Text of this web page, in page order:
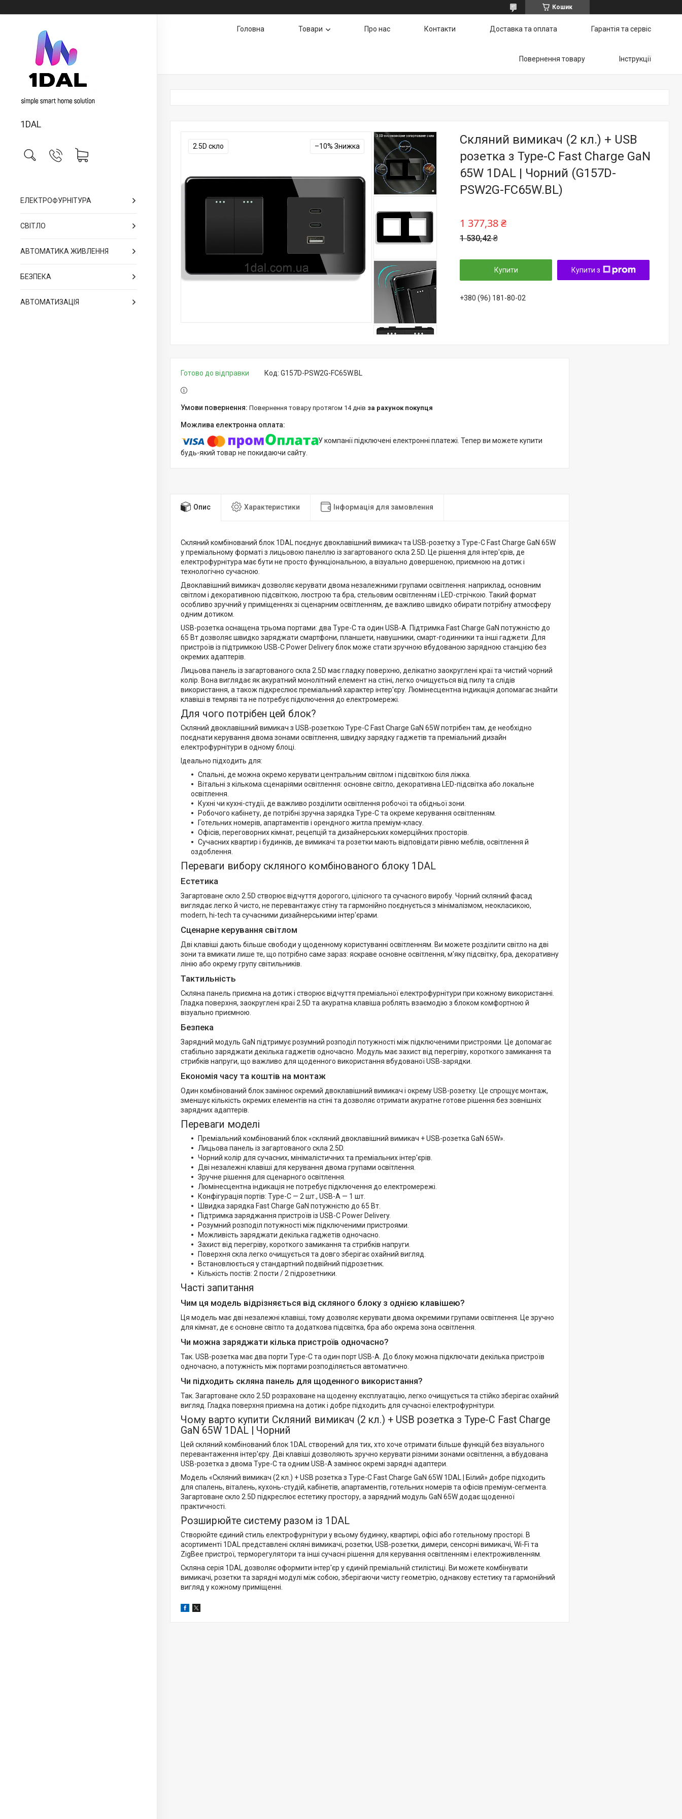
Кошик
1DAL
ЕЛЕКТРОФУРНІТУРА
СВІТЛО
АВТОМАТИКА ЖИВЛЕННЯ
БЕЗПЕКА
АВТОМАТИЗАЦІЯ
Головна Товари Про нас Контакти Доставка та оплата Гарантія та сервіс
Повернення товару Інструкції
2.5D скло –10%
Скляний вимикач (2 кл.) + USB
розетка з Type-C Fast Charge GaN
65W 1DAL | Чорний (G157D-
PSW2G-FC65W.BL)
1 530,42 ₴
1 377,38 ₴
Купити Купити з
+380 (96) 181-80-02
Готово до відправки Код: G157D-PSW2G-FC65W.BL
повернення товару протягом 14 днів за рахунок покупця
У компанії підключені електронні платежі. Тепер ви можете купити
будь-який товар не покидаючи сайту.
Опис Характеристики Інформація для замовлення
Скляний комбінований блок 1DAL поєднує двоклавішний вимикач та USB-розетку з Type-C Fast Charge GaN 65W
у преміальному форматі з лицьовою панеллю із загартованого скла 2.5D. Це рішення для інтер'єрів, де
електрофурнітура має бути не просто функціональною, а візуально довершеною, приємною на дотик і
технологічно сучасною.
Двоклавішний вимикач дозволяє керувати двома незалежними групами освітлення: наприклад, основним
світлом і декоративною підсвіткою, люстрою та бра, стельовим освітленням і LED-стрічкою. Такий формат
особливо зручний у приміщеннях зі сценарним освітленням, де важливо швидко обирати потрібну атмосферу
одним дотиком.
USB-розетка оснащена трьома портами: два Type-C та один USB-A. Підтримка Fast Charge GaN потужністю до
65 Вт дозволяє швидко заряджати смартфони, планшети, навушники, смарт-годинники та інші гаджети. Для
пристроїв із підтримкою USB-C Power Delivery блок може стати зручною вбудованою зарядною станцією без
окремих адаптерів.
Лицьова панель із загартованого скла 2.5D має гладку поверхню, делікатно заокруглені краї та чистий чорний
колір. Вона виглядає як акуратний монолітний елемент на стіні, легко очищується від пилу та слідів
використання, а також підкреслює преміальний характер інтер'єру. Люмінесцентна індикація допомагає знайти
клавіші в темряві та не потребує підключення до електромережі.
Для чого потрібен цей блок?
Скляний двоклавішний вимикач з USB-розеткою Type-C Fast Charge GaN 65W потрібен там, де необхідно
поєднати керування двома зонами освітлення, швидку зарядку гаджетів та преміальний дизайн
електрофурнітури в одному блоці.
Ідеально підходить для:
Спальні, де можна окремо керувати центральним світлом і підсвіткою біля ліжка.
Вітальні з кількома сценаріями освітлення: основне світло, декоративна LED-підсвітка або локальне
освітлення.
Кухні чи кухні-студії, де важливо розділити освітлення робочої та обідньої зони.
Робочого кабінету, де потрібні зручна зарядка Type-C та окреме керування освітленням.
Готельних номерів, апартаментів і орендного житла преміум-класу.
Офісів, переговорних кімнат, рецепцій та дизайнерських комерційних просторів.
Сучасних квартир і будинків, де вимикачі та розетки мають відповідати рівню меблів, освітлення й
оздоблення.
Переваги вибору скляного комбінованого блоку 1DAL
Естетика
Загартоване скло 2.5D створює відчуття дорогого, цілісного та сучасного виробу. Чорний скляний фасад
виглядає легко й чисто, не перевантажує стіну та гармонійно поєднується з мінімалізмом, неокласикою,
modern, hi-tech та сучасними дизайнерськими інтер'єрами.
Сценарне керування світлом
Дві клавіші дають більше свободи у щоденному користуванні освітленням. Ви можете розділити світло на дві
зони та вмикати лише те, що потрібно саме зараз: яскраве основне освітлення, м'яку підсвітку, бра, декоративну
лінію або окрему групу світильників.
Тактильність
Скляна панель приємна на дотик і створює відчуття преміальної електрофурнітури при кожному використанні.
Гладка поверхня, заокруглені краї 2.5D та акуратна клавіша роблять взаємодію з блоком комфортною й
візуально приємною.
Безпека
Зарядний модуль GaN підтримує розумний розподіл потужності між підключеними пристроями. Це допомагає
стабільно заряджати декілька гаджетів одночасно. Модуль має захист від перегріву, короткого замикання та
стрибків напруги, що важливо для щоденного використання вбудованої USB-зарядки.
Економія часу та коштів на монтаж
Один комбінований блок замінює окремий двоклавішний вимикач і окрему USB-розетку. Це спрощує монтаж,
зменшує кількість окремих елементів на стіні та дозволяє отримати акуратне готове рішення без зовнішніх
зарядних адаптерів.
Переваги моделі
Преміальний комбінований блок «скляний двоклавішний вимикач + USB-розетка GaN 65W».
Лицьова панель із загартованого скла 2.5D.
Чорний колір для сучасних, мінімалістичних та преміальних інтер'єрів.
Дві незалежні клавіші для керування двома групами освітлення.
Зручне рішення для сценарного освітлення.
Люмінесцентна індикація не потребує підключення до електромережі.
Конфігурація портів: Type-C — 2 шт., USB-A — 1 шт.
Швидка зарядка Fast Charge GaN потужністю до 65 Вт.
Підтримка заряджання пристроїв із USB-C Power Delivery.
Розумний розподіл потужності між підключеними пристроями.
Можливість заряджати декілька гаджетів одночасно.
Захист від перегріву, короткого замикання та стрибків напруги.
Поверхня скла легко очищується та довго зберігає охайний вигляд.
Встановлюється у стандартний подвійний підрозетник.
Кількість постів: 2 пости / 2 підрозетники.
Часті запитання
Чим ця модель відрізняється від скляного блоку з однією клавішею?
Ця модель має дві незалежні клавіші, тому дозволяє керувати двома окремими групами освітлення. Це зручно
для кімнат, де є основне світло та додаткова підсвітка, бра або окрема зона освітлення.
Чи можна заряджати кілька пристроїв одночасно?
Так. USB-розетка має два порти Type-C та один порт USB-A. До блоку можна підключати декілька пристроїв
одночасно, а потужність між портами розподіляється автоматично.
Чи підходить скляна панель для щоденного використання?
Так. Загартоване скло 2.5D розраховане на щоденну експлуатацію, легко очищується та стійко зберігає охайний
вигляд. Гладка поверхня приємна на дотик і добре підходить для сучасної електрофурнітури.
Чому варто купити Скляний вимикач (2 кл.) + USB розетка з Type-C Fast Charge
GaN 65W 1DAL | Чорний
Цей скляний комбінований блок 1DAL створений для тих, хто хоче отримати більше функцій без візуального
перевантаження інтер'єру. Дві клавіші дозволяють зручно керувати різними зонами освітлення, а вбудована
USB-розетка з двома Type-C та одним USB-A замінює окремі зарядні адаптери.
Модель «Скляний вимикач (2 кл.) + USB розетка з Type-C Fast Charge GaN 65W 1DAL | Білий» добре підходить
для спалень, віталень, кухонь-студій, кабінетів, апартаментів, готельних номерів та офісів преміум-сегмента.
Загартоване скло 2.5D підкреслює естетику простору, а зарядний модуль GaN 65W додає щоденної
практичності.
Розширюйте систему разом із 1DAL
Створюйте єдиний стиль електрофурнітури у всьому будинку, квартирі, офісі або готельному просторі. В
асортименті 1DAL представлені скляні вимикачі, розетки, USB-розетки, димери, сенсорні вимикачі, Wi-Fi та
ZigBee пристрої, терморегулятори та інші сучасні рішення для керування освітленням і електроживленням.
Скляна серія 1DAL дозволяє оформити інтер'єр у єдиній преміальній стилістиці. Ви можете комбінувати
вимикачі, розетки та зарядні модулі між собою, зберігаючи чисту геометрію, однакову естетику та гармонійний
вигляд у кожному приміщенні.